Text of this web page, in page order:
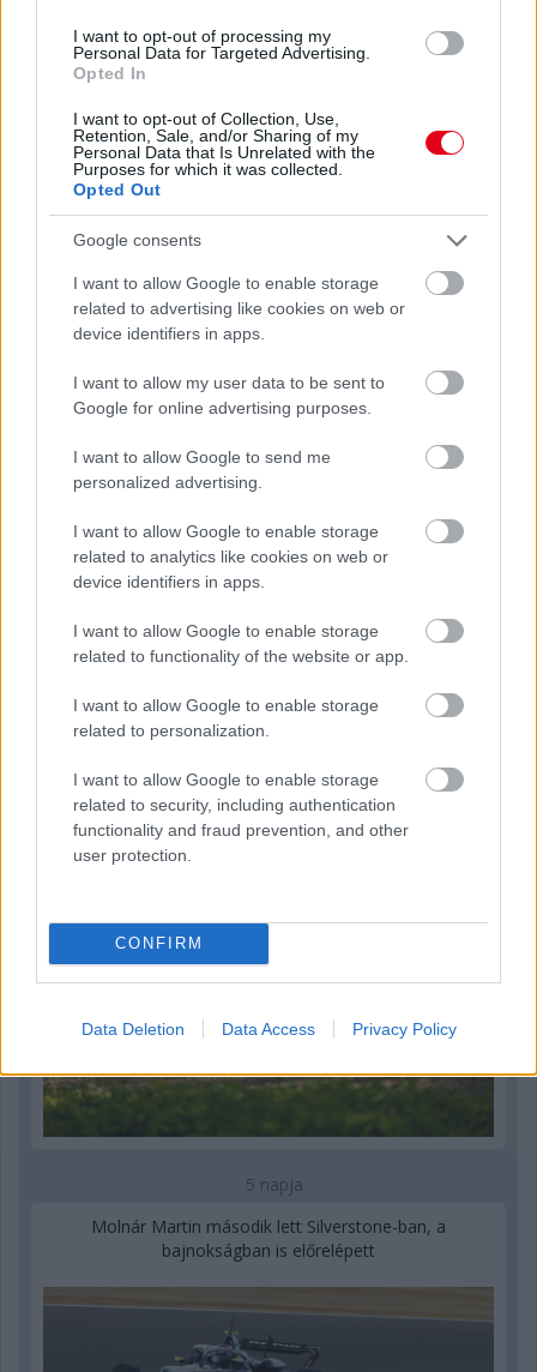
I want to opt-out of processing my
Personal Data for Targeted Advertising.
Opted In
I want to opt-out of Collection, Use,
Retention, Sale, and/or Sharing of my
Personal Data that Is Unrelated with the
Purposes for which it was collected.
Opted Out
Google consents
I want to allow Google to enable storage
related to advertising like cookies on web or
device identifiers in apps.
I want to allow my user data to be sent to
Google for online advertising purposes.
I want to allow Google to send me
personalized advertising.
I want to allow Google to enable storage
related to analytics like cookies on web or
device identifiers in apps.
I want to allow Google to enable storage
related to functionality of the website or app.
I want to allow Google to enable storage
related to personalization.
I want to allow Google to enable storage
related to security, including authentication
functionality and fraud prevention, and other
user protection.
CONFIRM
Data Deletion Data Access Privacy Policy
4 napja
Idén már nem hoz több ADUO-motorfejlesztést az Audi
5 napja
Vezető helyről bukott hatalmasat Ogier a Finn Ralin –
videó
5 napja
Molnár Martin második lett Silverstone-ban, a
bajnokságban is előrelépett